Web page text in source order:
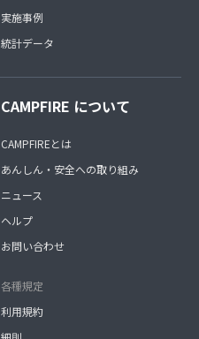
実施事例
統計データ
CAMPFIRE について
CAMPFIREとは
あんしん・安全への取り組み
ニュース
ヘルプ
お問い合わせ
各種規定
利用規約